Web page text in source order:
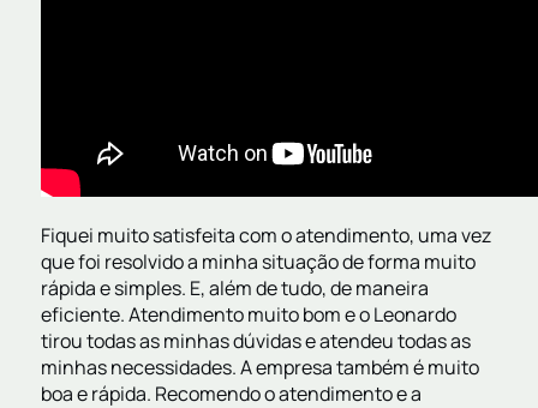
Fiquei muito satisfeita com o atendimento, uma vez
que foi resolvido a minha situação de forma muito
rápida e simples. E, além de tudo, de maneira
eficiente. Atendimento muito bom e o Leonardo
tirou todas as minhas dúvidas e atendeu todas as
minhas necessidades. A empresa também é muito
boa e rápida. Recomendo o atendimento e a